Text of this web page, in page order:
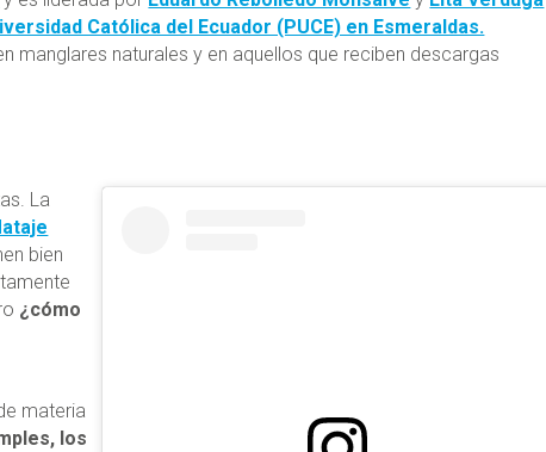
Católica del Ecuador (PUCE) en Esmeraldas.
manglares naturales y en aquellos que reciben descargas
La
bien
¿cómo
materia
los